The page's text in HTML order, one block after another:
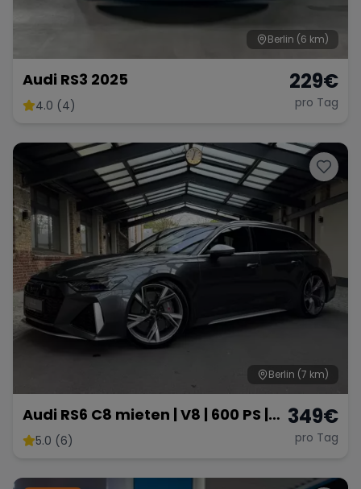
Bentley Aston Martin
Bugatti Maserati
Range Rover Corvette
Berlin (6 km)
Audi RS3 2025
4.0 (4)
229€
pro Tag
Berlin (7 km)
Audi RS6 C8 mieten | V8 | 600 PS |
Sportwagen
5.0 (6)
349€
pro Tag